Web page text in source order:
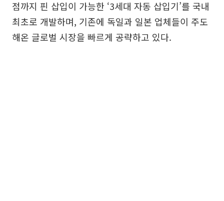
점까지 핀 삽입이 가능한 ‘3세대 자동 삽입기’를 국내
최초로 개발하며, 기존에 독일과 일본 업체들이 주도
해온 글로벌 시장을 빠르게 공략하고 있다.